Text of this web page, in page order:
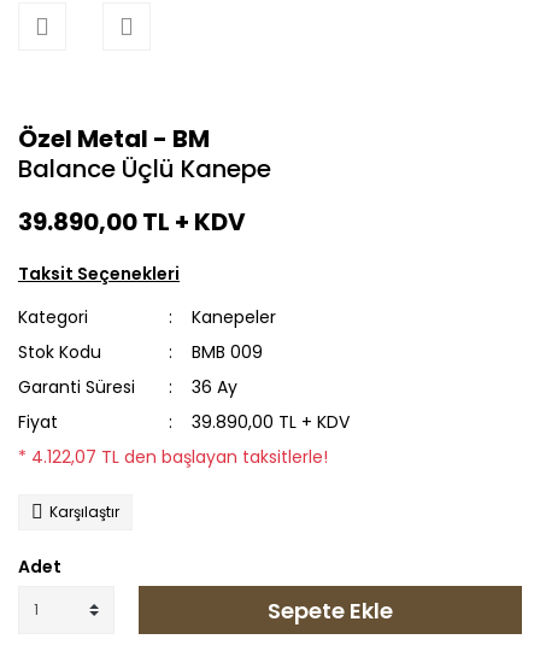
Özel Metal - BM
Balance Üçlü Kanepe
39.890,00 TL + KDV
Taksit Seçenekleri
Kategori
Kanepeler
Stok Kodu
BMB 009
Garanti Süresi
36 Ay
Fiyat
39.890,00 TL + KDV
* 4.122,07 TL den başlayan taksitlerle!
Karşılaştır
Adet
Sepete Ekle